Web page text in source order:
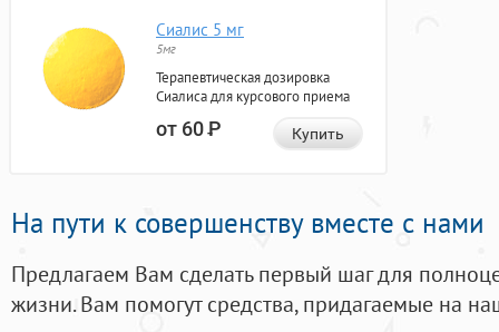
Сиалис 5 мг
5мг
Терапевтическая дозировка
Сиалиса для курсового приема
от 60Р Купить
На пути к совершенству вместе с нами
Предлагаем Вам сделать первый шаг для
жизни. Вам помогут средства, придагаемые на